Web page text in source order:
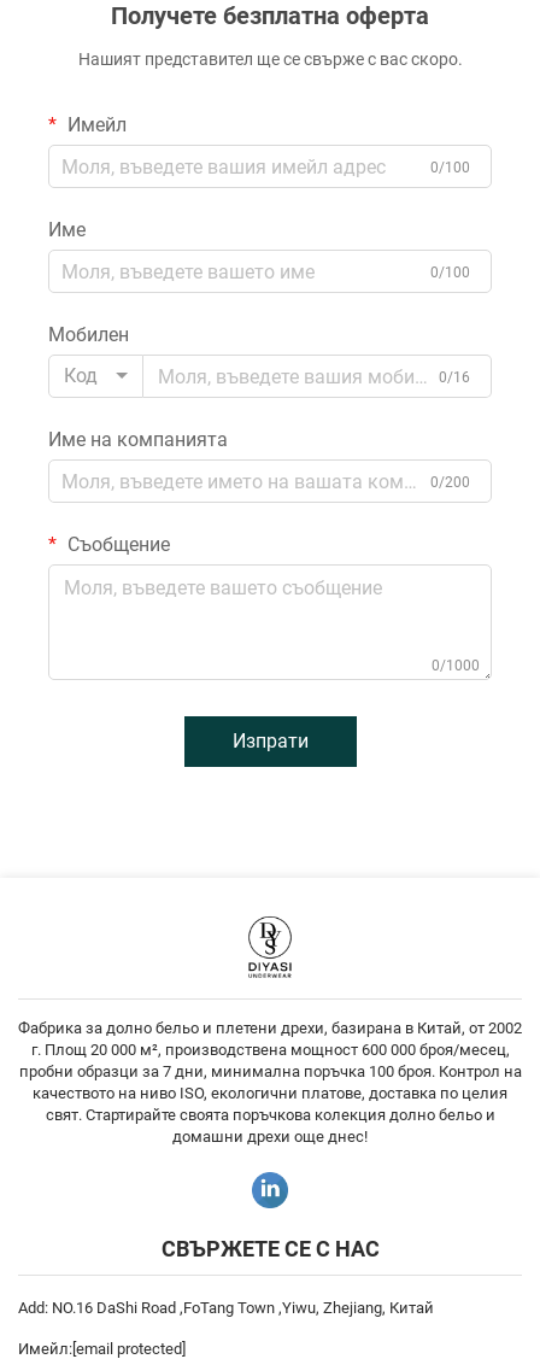
Получете безплатна оферта
Нашият представител ще се свърже с вас скоро.
Имейл
0/100
Име
0/100
Мобилен
Код
0/16
Име на компанията
0/200
Съобщение
0/1000
Изпрати
Фабрика за долно бельо и плетени дрехи, базирана в Китай, от 2002
г. Площ 20 000 м², производствена мощност 600 000 броя/месец,
пробни образци за 7 дни, минимална поръчка 100 броя. Контрол на
качеството на ниво ISO, екологични платове, доставка по целия
свят. Стартирайте своята поръчкова колекция долно бельо и
домашни дрехи още днес!
СВЪРЖЕТЕ СЕ С НАС
Add: NO.16 DaShi Road ,FoTang Town ,Yiwu, Zhejiang, Китай
Имейл: [email protected]